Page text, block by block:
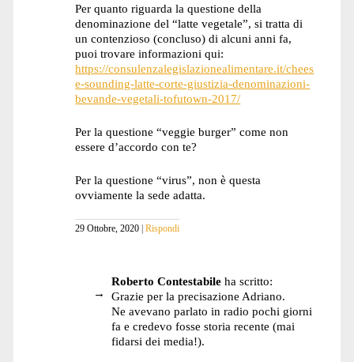
Per quanto riguarda la questione della
denominazione del “latte vegetale”, si tratta di
un contenzioso (concluso) di alcuni anni fa,
puoi trovare informazioni qui:
https://consulenzalegislazionealimentare.it/chees
e-sounding-latte-corte-giustizia-denominazioni-
bevande-vegetali-tofutown-2017/
Per la questione “veggie burger” come non
essere d’accordo con te?
Per la questione “virus”, non è questa
ovviamente la sede adatta.
29 Ottobre, 2020 Rispondi
Roberto Contestabile ha scritto:
Grazie per la precisazione Adriano.
Ne avevano parlato in radio pochi giorni
fa e credevo fosse storia recente (mai
fidarsi dei media!).